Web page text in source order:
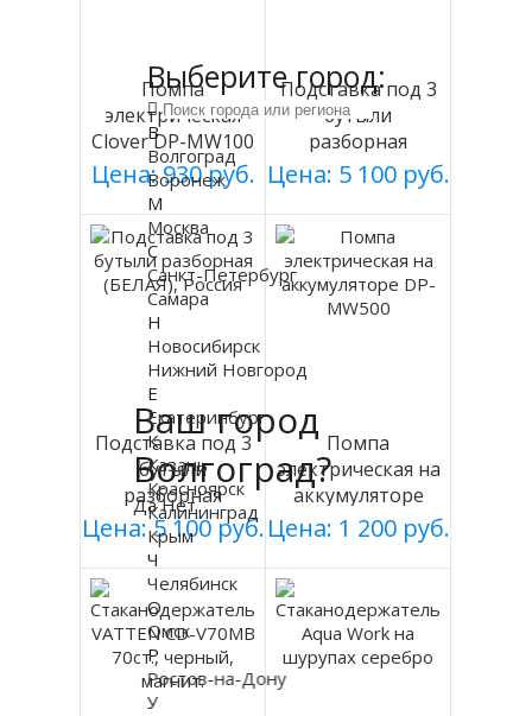
Помпа
электрическая
Clover DP-MW100
на батарейках
Цена: 930 руб.
Подставка под 3
бутыли
разборная
(СЕРАЯ), Россия
Цена: 5 100 руб.
Подставка под 3
бутыли
разборная
(БЕЛАЯ), Россия
Цена: 5 100 руб.
Помпа
электрическая на
аккумуляторе
DP-MW500
Цена: 1 200 руб.
Ваш город
Волгоград?
Да Нет
Выберите город:
В
Волгоград
Воронеж
М
Москва
С
Санкт-Петербург
Самара
Н
Новосибирск
Нижний Новгород
Е
Екатеринбург
К
Казань
Красноярск
Калининград
Крым
Ч
Челябинск
О
Омск
Р
Ростов-на-Дону
У